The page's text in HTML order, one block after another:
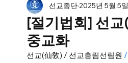
仙道 한국선도 仙學 선교강원
삼일절 민족강좌
[절기법회] 선
중교화
선교종단 2025년 5월 5일
선교(仙敎) / 선교총림선림원 /